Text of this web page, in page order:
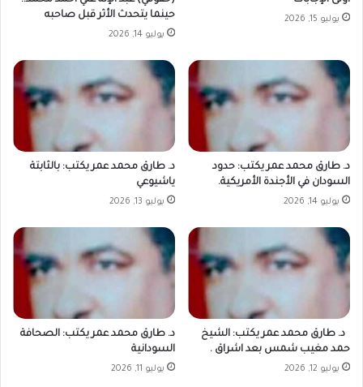
يوليو 15, 2026
حينما يتحدث الأثر قبل صاحبه
يوليو 14, 2026
د. طارق محمد عمر يكتب: حدود
السودان في الأجندة الأمريكية.
يوليو 14, 2026
د. طارق محمد عمر يكتب: بالثابتة
ياشيوعي
يوليو 13, 2026
د. طارق محمد عمر يكتب: الشيخ
حمد مغيب شمس بعد اشراق .
يوليو 12, 2026
د. طارق محمد عمر يكتب: الصحافة
السودانية
يوليو 11, 2026